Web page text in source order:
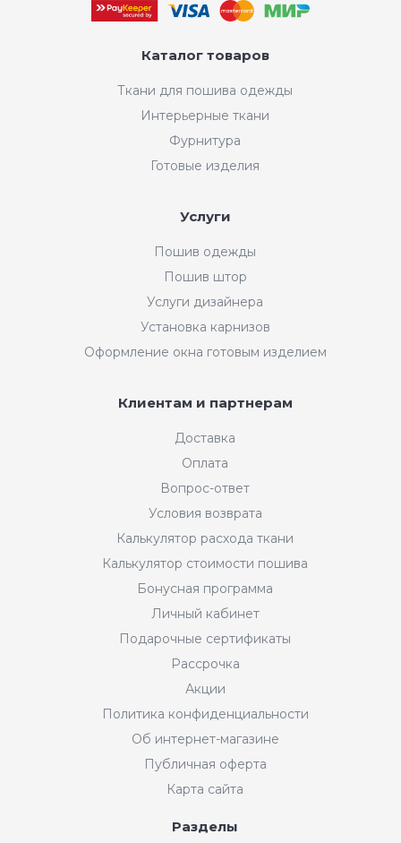
Каталог товаров
Ткани для пошива одежды
Интерьерные ткани
Фурнитура
Готовые изделия
Услуги
Пошив одежды
Пошив штор
Услуги дизайнера
Установка карнизов
Оформление окна готовым изделием
Клиентам и партнерам
Доставка
Оплата
Вопрос-ответ
Условия возврата
Калькулятор расхода ткани
Калькулятор стоимости пошива
Бонусная программа
Личный кабинет
Подарочные сертификаты
Рассрочка
Акции
Политика конфиденциальности
Об интернет-магазине
Публичная оферта
Карта сайта
Разделы